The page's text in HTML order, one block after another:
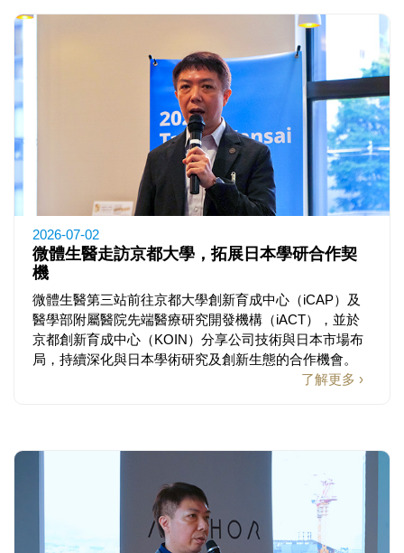
2026-07-02
微體生醫走訪京都大學，拓展日本學研合作契
機
微體生醫第三站前往京都大學創新育成中心（iCAP）及
醫學部附屬醫院先端醫療研究開發機構（iACT），並於
京都創新育成中心（KOIN）分享公司技術與日本市場布
局，持續深化與日本學術研究及創新生態的合作機會。
了解更多 ›